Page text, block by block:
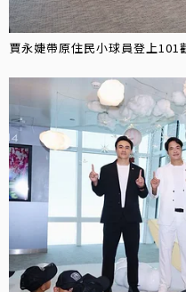
賈永婕帶原住民小球員登上101